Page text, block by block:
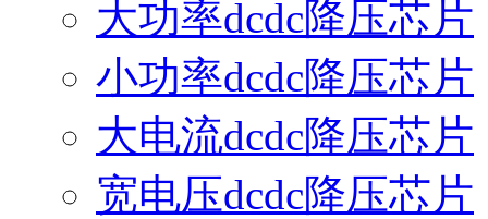
大功率dcdc降压芯片
小功率dcdc降压芯片
大电流dcdc降压芯片
宽电压dcdc降压芯片